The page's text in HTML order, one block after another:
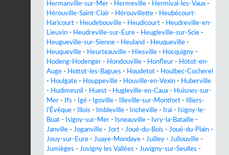
Hermanville-sur-Mer - Hermeville - Hermival-les-Vaux -
Hérouville-Saint-Clair - Hérouvillette - Heubécourt-
Haricourt - Heudebouville - Heudicourt - Heudreville-en-
Lieuvin - Heudreville-sur-Eure - Heugleville-sur-Scie -
Heugueville-sur-Sienne - Heuland - Heuqueville -
Heuqueville - Heurteauville - Hiesville - Hocquigny -
Hodeng-Hodenger - Hondouville - Honfleur - Hotot-en-
Auge - Hottot-les-Bagues - Houdetot - Houlbec-Cocherel
- Houlgate - Houppeville - Houville-en-Vexin - Huberville
- Hudimesnil - Huest - Hugleville-en-Caux - Huisnes-sur-
Mer - Ifs - Igé - Igoville - Illeville-sur-Montfort -
Illiers-
l'Évêque - Illois - Imbleville - Incheville - Irai -
Isigny-le-
Buat - Isigny-sur-Mer - Isneauville - Ivry-la-Bataille -
Janville - Joganville - Jort - Joué-du-Bois - Joué-du-Plain -
Jouy-sur-Eure - Juaye-Mondaye - Juilley - Jullouville -
Jumièges - Juvigny les Vallées - Juvigny-sur-Seulles -